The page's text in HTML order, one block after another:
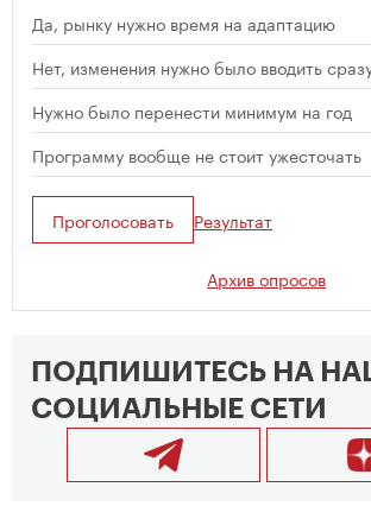
Да, рынку нужно время на адаптацию
Нет, изменения нужно было вводить
Нужно было перенести минимум на год
Программу вообще не стоит ужесточать
Проголосовать Результат
Архив опросов
ПОДПИШИТЕСЬ НА
СОЦИАЛЬНЫЕ СЕТИ